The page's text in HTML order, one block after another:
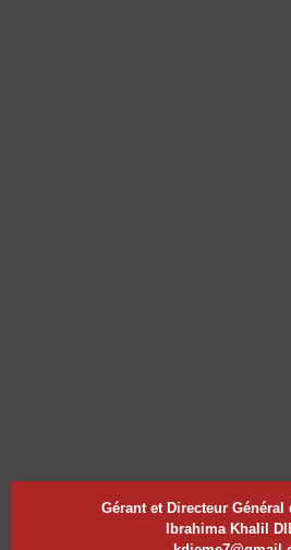
Gérant et Directeur
Ibrahima Khalil